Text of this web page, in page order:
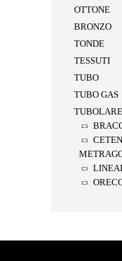
OTTONE
BRONZO
TONDE
TESSUTI
TUBO
TUBO GAS